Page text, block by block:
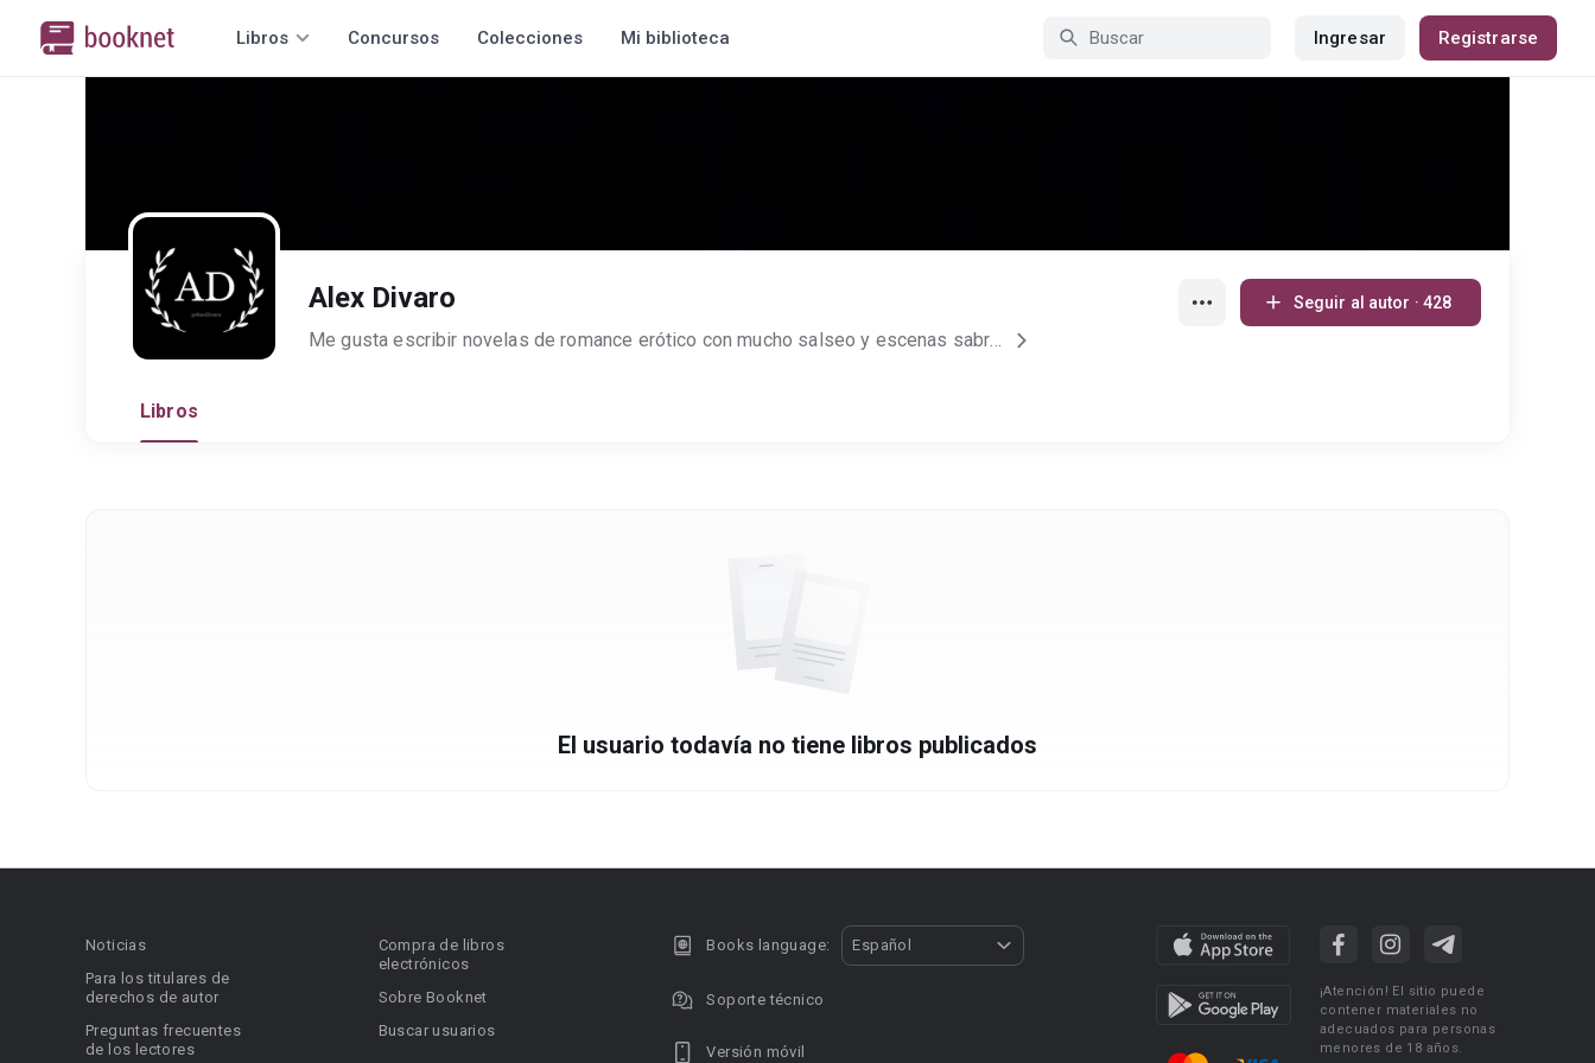
Libros Concursos Colecciones Mi biblioteca Ingresar Registrarse
Alex Divaro
Me gusta escribir novelas de romance erótico con mucho salseo y escenas sabrosonas. Canal Telegram, únete para recibir notificaciones de actualización: https://t.me/alexdivaro.
Seguir al autor · 428
Libros
El usuario todavía no tiene libros publicados
Noticias
Para los titulares de
derechos de autor
Preguntas frecuentes
de los lectores
Compra de libros
electrónicos
Sobre Booknet
Buscar usuarios
Books language: Español
Soporte técnico
Versión móvil
¡Atención! El sitio puede
contener materiales no
adecuados para personas
menores de 18 años.